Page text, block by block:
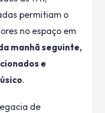
permitiam o
no espaço em
manhã seguinte,
e
.
de